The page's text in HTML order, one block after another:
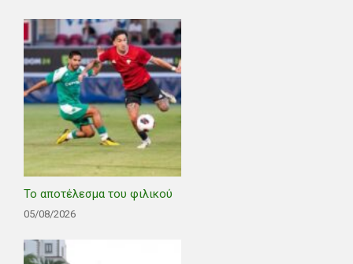
Το αποτέλεσμα του φιλικού
05/08/2026